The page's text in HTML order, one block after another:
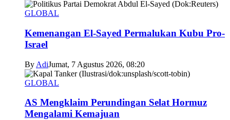
GLOBAL
Kemenangan El-Sayed Permalukan Kubu Pro-
Israel
By AdiJumat, 7 Agustus 2026, 08:20
GLOBAL
AS Mengklaim Perundingan Selat Hormuz
Mengalami Kemajuan